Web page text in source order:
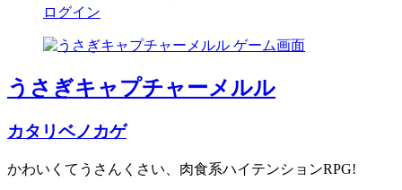
ログイン
うさぎキャプチャーメルル
カタリベノカゲ
かわいくてうさんくさい、肉食系ハイテンションRPG!